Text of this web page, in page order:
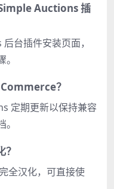
Auctions 插
台插件安装页面，
？
定期更新以保持兼容
全汉化，可直接使